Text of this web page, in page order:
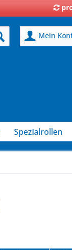
Mein
Spezialrollen